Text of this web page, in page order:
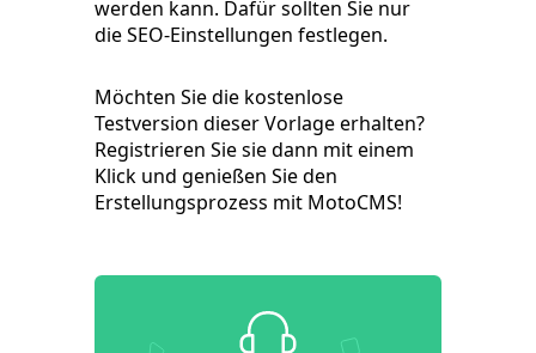
werden kann. Dafür sollten Sie nur
die SEO-Einstellungen festlegen.
Möchten Sie die kostenlose
Testversion dieser Vorlage erhalten?
Registrieren Sie sie dann mit einem
Klick und genießen Sie den
Erstellungsprozess mit MotoCMS!